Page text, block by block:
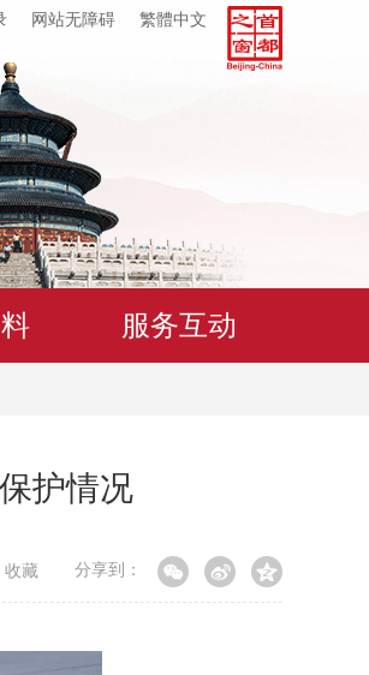
网站无障碍 繁體中文
服务互动
护情况
分享到：
收藏